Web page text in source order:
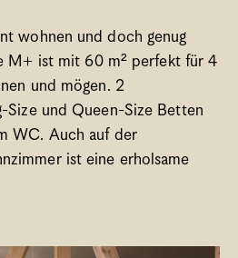
wohnen und doch genug
M+ ist mit 60 m² perfekt für 4
und mögen. 2
Size und Queen-Size Betten
WC. Auch auf der
ist eine erholsame